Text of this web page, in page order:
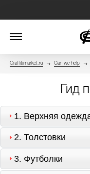
Graffitimarket.ru Can we help
Гид
1. Верхняя
2.Толстовки
3. Футболки